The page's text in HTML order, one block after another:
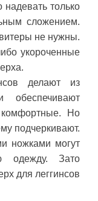
только
сложением.
не нужны.
укороченные
делают из
обеспечивают
Но
подчеркивают.
ножками могут
одежду. Зато
для леггинсов